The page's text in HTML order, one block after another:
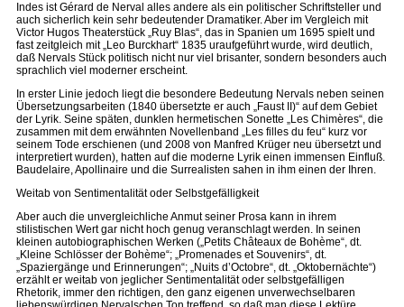
Indes ist Gérard de Nerval alles andere als ein politischer Schriftsteller und
auch sicherlich kein sehr bedeutender Dramatiker. Aber im Vergleich mit
Victor Hugos Theaterstück „Ruy Blas“, das in Spanien um 1695 spielt und
fast zeitgleich mit „Leo Burckhart“ 1835 uraufgeführt wurde, wird deutlich,
daß Nervals Stück politisch nicht nur viel brisanter, sondern besonders auch
sprachlich viel moderner erscheint.
In erster Linie jedoch liegt die besondere Bedeutung Nervals neben seinen
Übersetzungsarbeiten (1840 übersetzte er auch „Faust II)“ auf dem Gebiet
der Lyrik. Seine späten, dunklen hermetischen Sonette „Les Chimères“, die
zusammen mit dem erwähnten Novellenband „Les filles du feu“ kurz vor
seinem Tode erschienen (und 2008 von Manfred Krüger neu übersetzt und
interpretiert wurden), hatten auf die moderne Lyrik einen immensen Einfluß.
Baudelaire, Apollinaire und die Surrealisten sahen in ihm einen der Ihren.
Weitab von Sentimentalität oder Selbstgefälligkeit
Aber auch die unvergleichliche Anmut seiner Prosa kann in ihrem
stilistischen Wert gar nicht hoch genug veranschlagt werden. In seinen
kleinen autobiographischen Werken („Petits Châteaux de Bohème“, dt.
„Kleine Schlösser der Bohème“; „Promenades et Souvenirs“, dt.
„Spaziergänge und Erinnerungen“; „Nuits d’Octobre“, dt. „Oktobernächte“)
erzählt er weitab von jeglicher Sentimentalität oder selbstgefälligen
Rhetorik, immer den richtigen, den ganz eigenen unverwechselbaren